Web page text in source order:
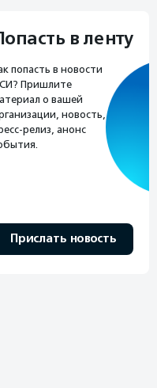
в ленту
попасть в новости
Пришлите
о вашей
новость,
релиз, анонс
Прислать новость